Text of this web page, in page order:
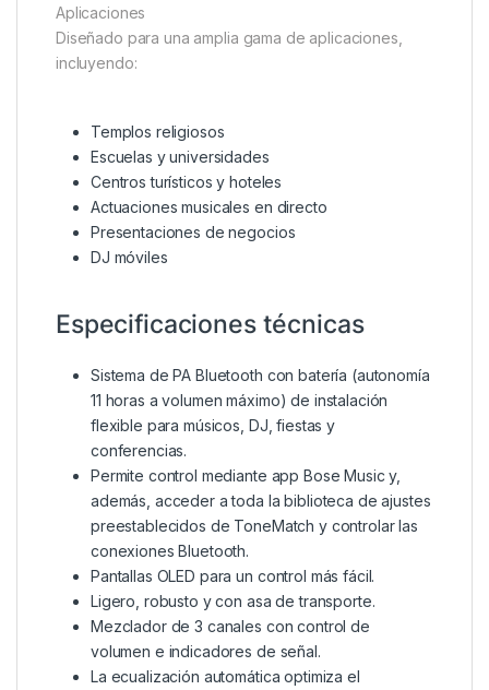
Aplicaciones
Diseñado para una amplia gama de aplicaciones,
incluyendo:
Templos religiosos
Escuelas y universidades
Centros turísticos y hoteles
Actuaciones musicales en directo
Presentaciones de negocios
DJ móviles
Especificaciones técnicas
Sistema de PA Bluetooth con batería (autonomía
11 horas a volumen máximo) de instalación
flexible para músicos, DJ, fiestas y
conferencias.
Permite control mediante app Bose Music y,
además, acceder a toda la biblioteca de ajustes
preestablecidos de ToneMatch y controlar las
conexiones Bluetooth.
Pantallas OLED para un control más fácil.
Ligero, robusto y con asa de transporte.
Mezclador de 3 canales con control de
volumen e indicadores de señal.
La ecualización automática optimiza el